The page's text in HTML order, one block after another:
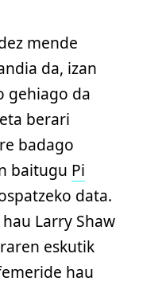
mende
da, izan
gehiago da
berari
badago
baitugu Pi
data.
Larry Shaw
eskutik
hau